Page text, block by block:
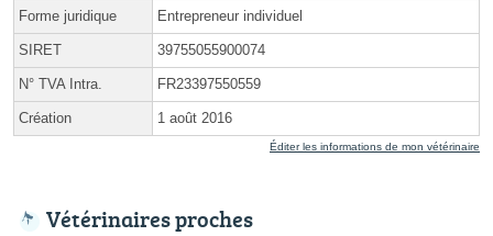
Forme juridique Entrepreneur individuel
SIRET 39755055900074
N° TVA Intra. FR23397550559
Création 1 août 2016
Éditer les informations de mon vétérinaire
Vétérinaires proches